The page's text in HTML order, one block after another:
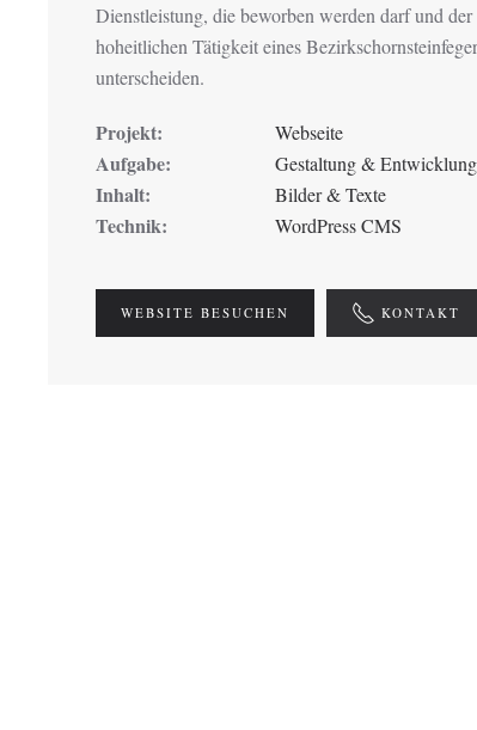
Dienstleistung, die beworben werden darf und der
hoheitlichen Tätigkeit eines
unterscheiden.
Projekt: Webseite
Aufgabe: Gestaltung & Entwicklung
Inhalt: Bilder & Texte
Technik: WordPress CMS
WEBSITE BESUCHEN KONTAKT